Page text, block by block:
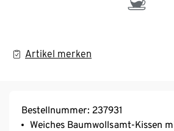
Artikel merken
Bestellnummer: 237931
Weiches Baumwollsamt-Kissen